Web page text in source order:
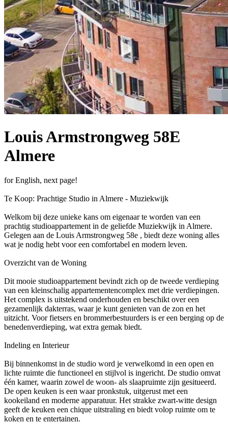
Louis Armstrongweg 58E
Almere
for English, next page!
Te Koop: Prachtige Studio in Almere - Muziekwijk
Welkom bij deze unieke kans om eigenaar te worden van een
prachtig studioappartement in de geliefde Muziekwijk in Almere.
Gelegen aan de Louis Armstrongweg 58e , biedt deze woning alles
wat je nodig hebt voor een comfortabel en modern leven.
Overzicht van de Woning
Dit mooie studioappartement bevindt zich op de tweede verdieping
van een kleinschalig appartementencomplex met drie verdiepingen.
Het complex is uitstekend onderhouden en beschikt over een
gezamenlijk dakterras, waar je kunt genieten van de zon en het
uitzicht. Voor fietsers en brommerbestuurders is er een berging op de
benedenverdieping, wat extra gemak biedt.
Indeling en Interieur
Bij binnenkomst in de studio word je verwelkomd in een open en
lichte ruimte die functioneel en stijlvol is ingericht. De studio omvat
één kamer, waarin zowel de woon- als slaapruimte zijn gesitueerd.
De open keuken is een waar pronkstuk, uitgerust met een
kookeiland en moderne apparatuur. Het strakke zwart-witte design
geeft de keuken een chique uitstraling en biedt volop ruimte om te
koken en te entertainen.